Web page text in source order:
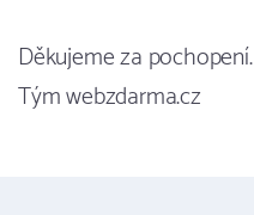
Děkujeme za pochopení.
Tým webzdarma.cz